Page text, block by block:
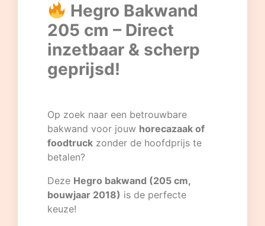
Hegro Bakwand
205 cm – Direct
inzetbaar & scherp
geprijsd!
Op zoek naar een betrouwbare
bakwand voor jouw horecazaak of
foodtruck zonder de hoofdprijs te
betalen?
Deze Hegro bakwand (205 cm,
bouwjaar 2018) is de perfecte
keuze!